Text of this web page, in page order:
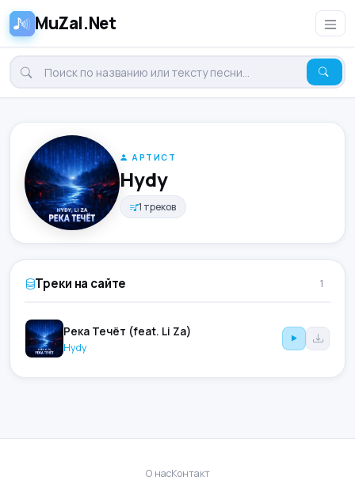
MuZal.Net
АРТИСТ
Hydy
1 треков
Треки на сайте 1
Река Течёт (feat. Li Za)
Hydy
О насКонтакт